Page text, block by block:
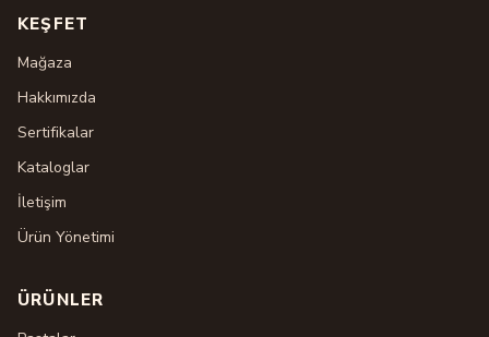
KEŞFET
Mağaza
Hakkımızda
Sertifikalar
Kataloglar
İletişim
Ürün Yönetimi
ÜRÜNLER